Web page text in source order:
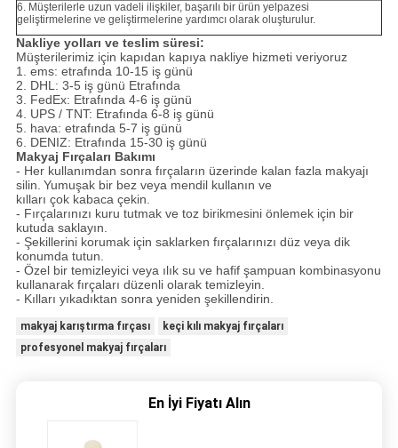
6. Müşterilerle uzun vadeli ilişkiler, başarılı bir ürün yelpazesi
geliştirmelerine ve geliştirmelerine yardımcı olarak oluşturulur.
Nakliye yolları ve teslim süresi:
Müşterilerimiz için kapıdan kapıya nakliye hizmeti veriyoruz
1. ems: etrafında 10-15 iş günü
2. DHL: 3-5 iş günü Etrafında
3. FedEx: Etrafında 4-6 iş günü
4. UPS / TNT: Etrafında 6-8 iş günü
5. hava: etrafında 5-7 iş günü
6. DENIZ: Etrafında 15-30 iş günü
Makyaj Fırçaları Bakımı
- Her kullanımdan sonra fırçaların üzerinde kalan fazla makyajı
silin. Yumuşak bir bez veya mendil kullanın ve
kılları çok kabaca çekin.
- Fırçalarınızı kuru tutmak ve toz birikmesini önlemek için bir
kutuda saklayın.
- Şekillerini korumak için saklarken fırçalarınızı düz veya dik
konumda tutun.
- Özel bir temizleyici veya ılık su ve hafif şampuan kombinasyonu
kullanarak fırçaları düzenli olarak temizleyin.
- Kılları yıkadıktan sonra yeniden şekillendirin.
makyaj karıştırma fırçası
keçi kılı makyaj fırçaları
profesyonel makyaj fırçaları
En İyi Fiyatı Alın